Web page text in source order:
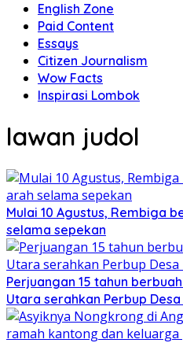
English Zone
Paid Content
Essays
Citizen Journalism
Wow Facts
Inspirasi Lombok
lawan judol
Mulai 10 Agustus, Rembiga
selama sepekan
Perjuangan 15 tahun
Utara serahkan Perbup